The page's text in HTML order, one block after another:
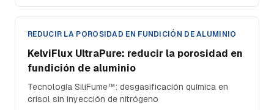
REDUCIR LA POROSIDAD EN FUNDICIÓN DE ALUMINIO
KelviFlux UltraPure: reducir la porosidad en
fundición de aluminio
Tecnología SiliFume™: desgasificación química en
crisol sin inyección de nitrógeno